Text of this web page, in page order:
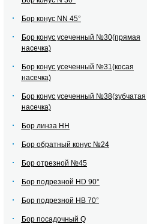
Бор конус NN 45°
Бор конус усеченный №30(прямая
насечка)
Бор конус усеченный №31(косая
насечка)
Бор конус усеченный №38(зубчатая
насечка)
Бор линза НН
Бор обратный конус №24
Бор отрезной №45
Бор подрезной HD 90°
Бор подрезной HВ 70°
Бор посадочный Q